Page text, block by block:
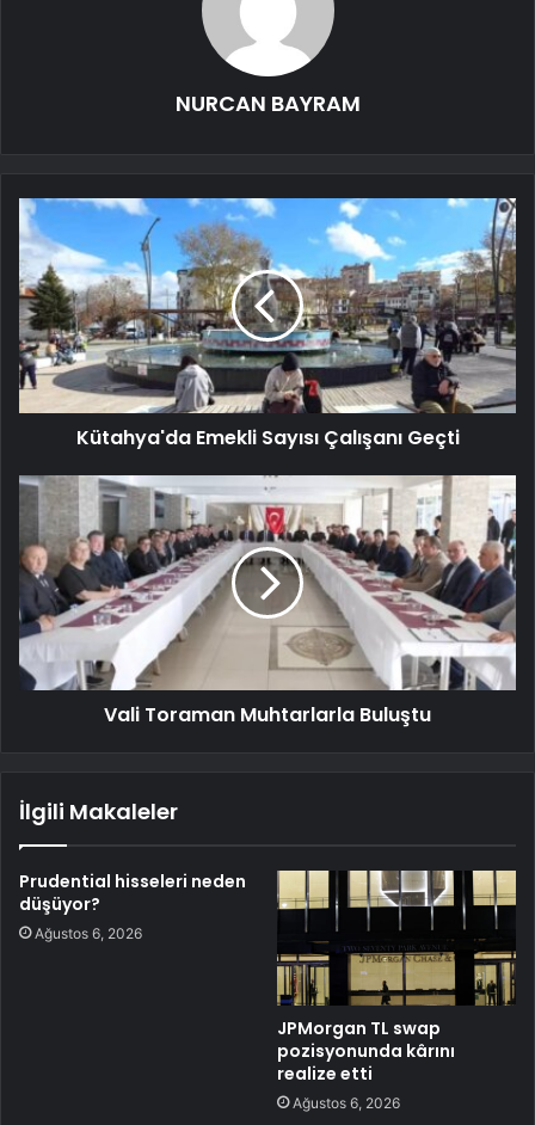
NURCAN BAYRAM
Kütahya'da Emekli Sayısı Çalışanı Geçti
Vali Toraman Muhtarlarla Buluştu
İlgili Makaleler
Prudential hisseleri neden
düşüyor?
Ağustos 6, 2026
JPMorgan TL swap
pozisyonunda kârını
realize etti
Ağustos 6, 2026